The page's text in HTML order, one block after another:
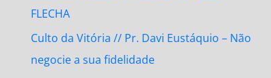
FLECHA
Culto da Vitória // Pr. Davi Eustáquio – Não
negocie a sua fidelidade